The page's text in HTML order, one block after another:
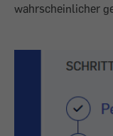
wahrscheinlicher